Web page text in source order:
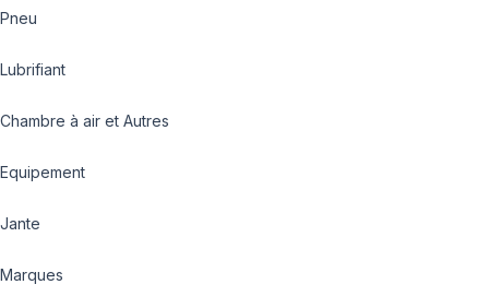
Pneu
Lubrifiant
Chambre à air et Autres
Equipement
Jante
Marques